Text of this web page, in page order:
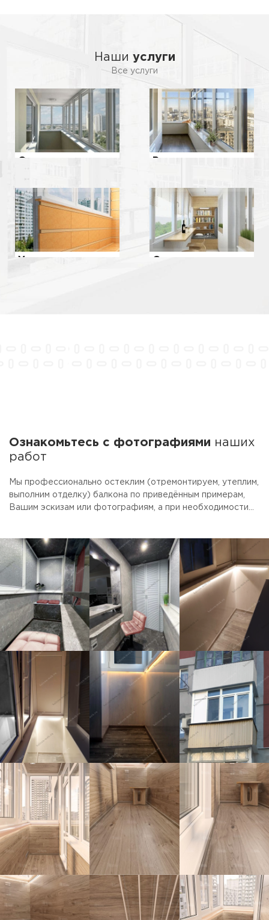
Наши услуги
Все услуги
Ознакомьтесь с фотографиями наших
работ
Мы профессионально остеклим (отремонтируем, утеплим,
выполним отделку) балкона по приведённым примерам,
Вашим эскизам или фотографиям, а при необходимости
(эконом, вариант "цена-качество" и премиум) с
включением в перечень работ Ваших индивидуальных
пожеланий. Очень надеемся, что Вам понравится наш
подход к делу и качество выполненной работы!